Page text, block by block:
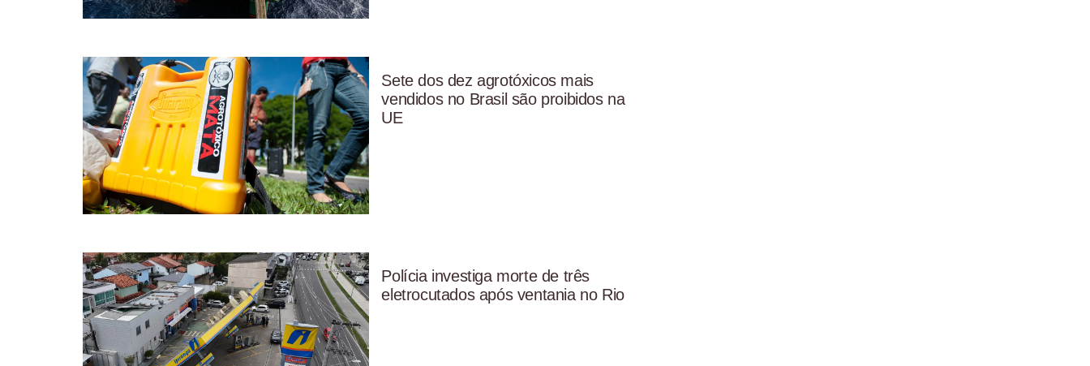
Sete dos dez agrotóxicos mais
vendidos no Brasil são proibidos na
UE
Polícia investiga morte de três
eletrocutados após ventania no Rio